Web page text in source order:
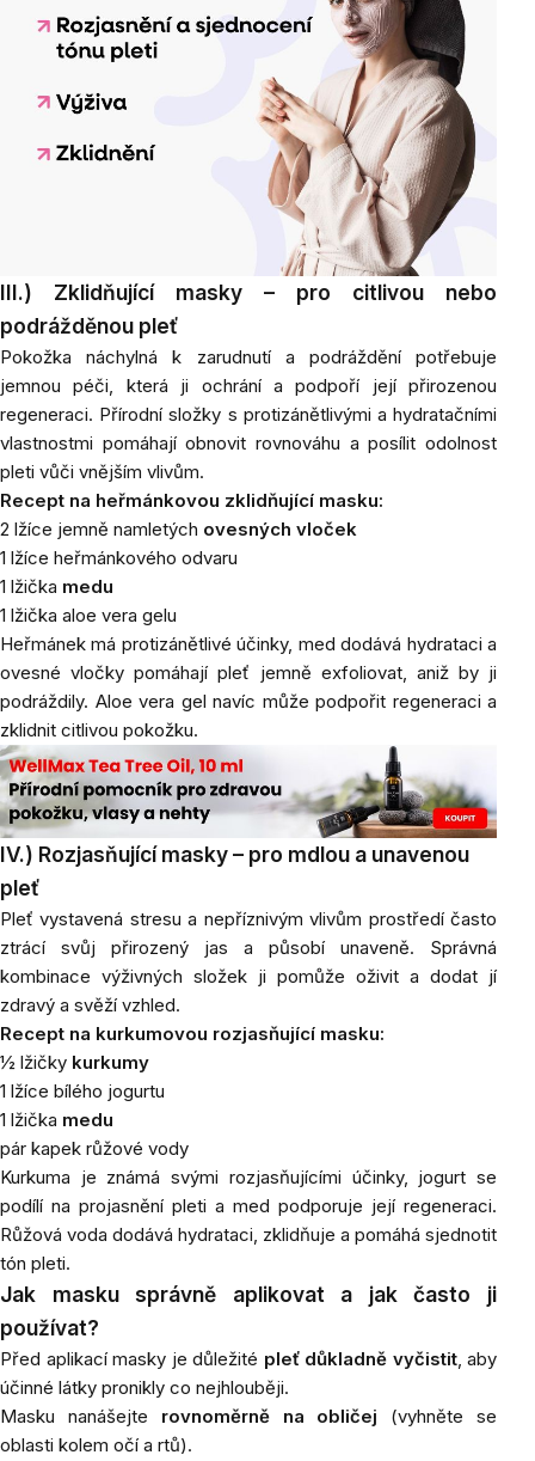
III.) Zklidňující masky – pro citlivou nebo
podrážděnou pleť
Pokožka náchylná k zarudnutí a podráždění potřebuje
jemnou péči, která ji ochrání a podpoří její přirozenou
regeneraci. Přírodní složky s protizánětlivými a hydratačními
vlastnostmi pomáhají obnovit rovnováhu a posílit odolnost
pleti vůči vnějším vlivům.
Recept na heřmánkovou zklidňující masku:
2 lžíce jemně namletých ovesných vloček
1 lžíce heřmánkového odvaru
1 lžička medu
1 lžička aloe vera gelu
Heřmánek má protizánětlivé účinky, med dodává hydrataci a
ovesné vločky pomáhají pleť jemně exfoliovat, aniž by ji
podráždily. Aloe vera gel navíc může podpořit regeneraci a
zklidnit citlivou pokožku.
IV.) Rozjasňující masky – pro mdlou a unavenou
pleť
Pleť vystavená stresu a nepříznivým vlivům prostředí často
ztrácí svůj přirozený jas a působí unaveně. Správná
kombinace výživných složek ji pomůže oživit a dodat jí
zdravý a svěží vzhled.
Recept na kurkumovou rozjasňující masku:
½ lžičky kurkumy
1 lžíce bílého jogurtu
1 lžička medu
pár kapek růžové vody
Kurkuma je známá svými rozjasňujícími účinky, jogurt se
podílí na projasnění pleti a med podporuje její regeneraci.
Růžová voda dodává hydrataci, zklidňuje a pomáhá sjednotit
tón pleti.
Jak masku správně aplikovat a jak často ji
používat?
Před aplikací masky je důležité pleť důkladně vyčistit, aby
účinné látky pronikly co nejhlouběji.
Masku nanášejte rovnoměrně na obličej (vyhněte se
oblasti kolem očí a rtů).